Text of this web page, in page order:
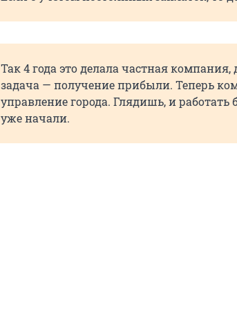
Так 4 года это делала частная
задача — получение прибыли. Теперь
управление города. Глядишь, и работать
уже начали.